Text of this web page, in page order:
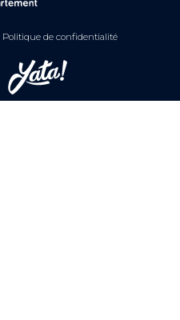
Politique de confidentialité